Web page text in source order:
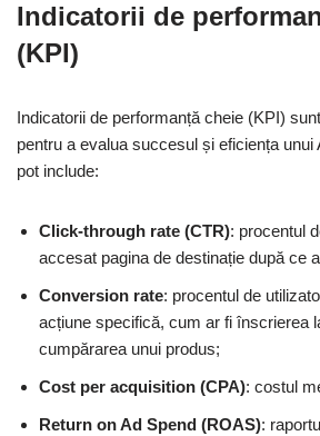
Indicatorii de
(KPI)
Indicatorii de performanță cheie (KPI)
pentru a evalua succesul și eficiența unui
pot include:
Click-through rate (CTR): procentul
accesat pagina de destinație după ce
Conversion rate: procentul de
acțiune specifică, cum ar fi înscrierea
cumpărarea unui produs;
Cost per acquisition (CPA): costul
Return on Ad Spend (ROAS):